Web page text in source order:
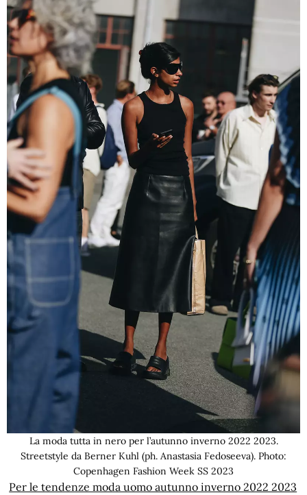
La moda tutta in nero per l’autunno inverno 2022 2023.
Streetstyle da Berner Kuhl (ph. Anastasia Fedoseeva). Photo:
Copenhagen Fashion Week SS 2023
Per le tendenze moda uomo autunno inverno 2022 2023